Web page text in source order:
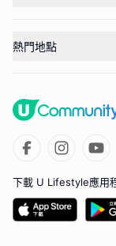
熱門地點
下載 U Lifestyle應用